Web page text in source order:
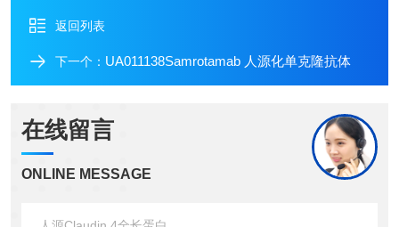
返回列表
下一个： UA011138Samrotamab 人源化单克隆抗体
在线留言
ONLINE MESSAGE